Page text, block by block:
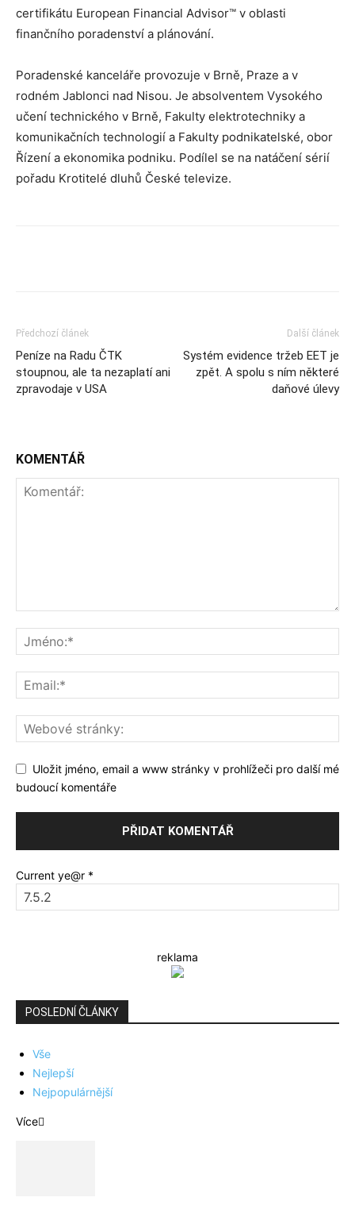
certifikátu European Financial Advisor™ v oblasti
finančního poradenství a plánování.
Poradenské kanceláře provozuje v Brně, Praze a v
rodném Jablonci nad Nisou. Je absolventem Vysokého
učení technického v Brně, Fakulty elektrotechniky a
komunikačních technologií a Fakulty podnikatelské, obor
Řízení a ekonomika podniku. Podílel se na natáčení sérií
pořadu Krotitelé dluhů České televize.
Předchozí článek
Peníze na Radu ČTK
stoupnou, ale ta nezaplatí ani
zpravodaje v USA
Další článek
Systém evidence tržeb EET je
zpět. A spolu s ním některé
daňové úlevy
KOMENTÁŘ
Uložit jméno, email a www stránky v prohlížeči pro další mé
budoucí komentáře
Current ye@r *
reklama
POSLEDNÍ ČLÁNKY
Vše
Nejlepší
Nejpopulárnější
Více